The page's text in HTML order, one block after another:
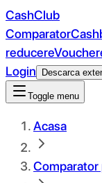
CashClub
Comparator
reducere
Login
Descarca
Toggle menu
Acasa
Comparator